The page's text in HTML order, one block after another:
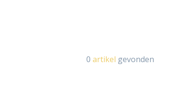
0 artikel gevonden